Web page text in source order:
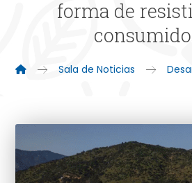
forma de
Sala de Noticias